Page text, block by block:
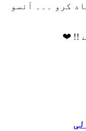
کرو ۔۔۔ آنسو
!! ❤